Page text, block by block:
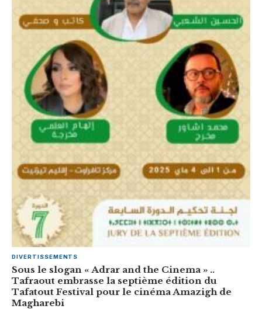
DIVERTISSEMENTS
Sous le slogan « Adrar and the Cinema » ..
Tafraout embrasse la septième édition du
Tafatout Festival pour le cinéma Amazigh de
Magharebi